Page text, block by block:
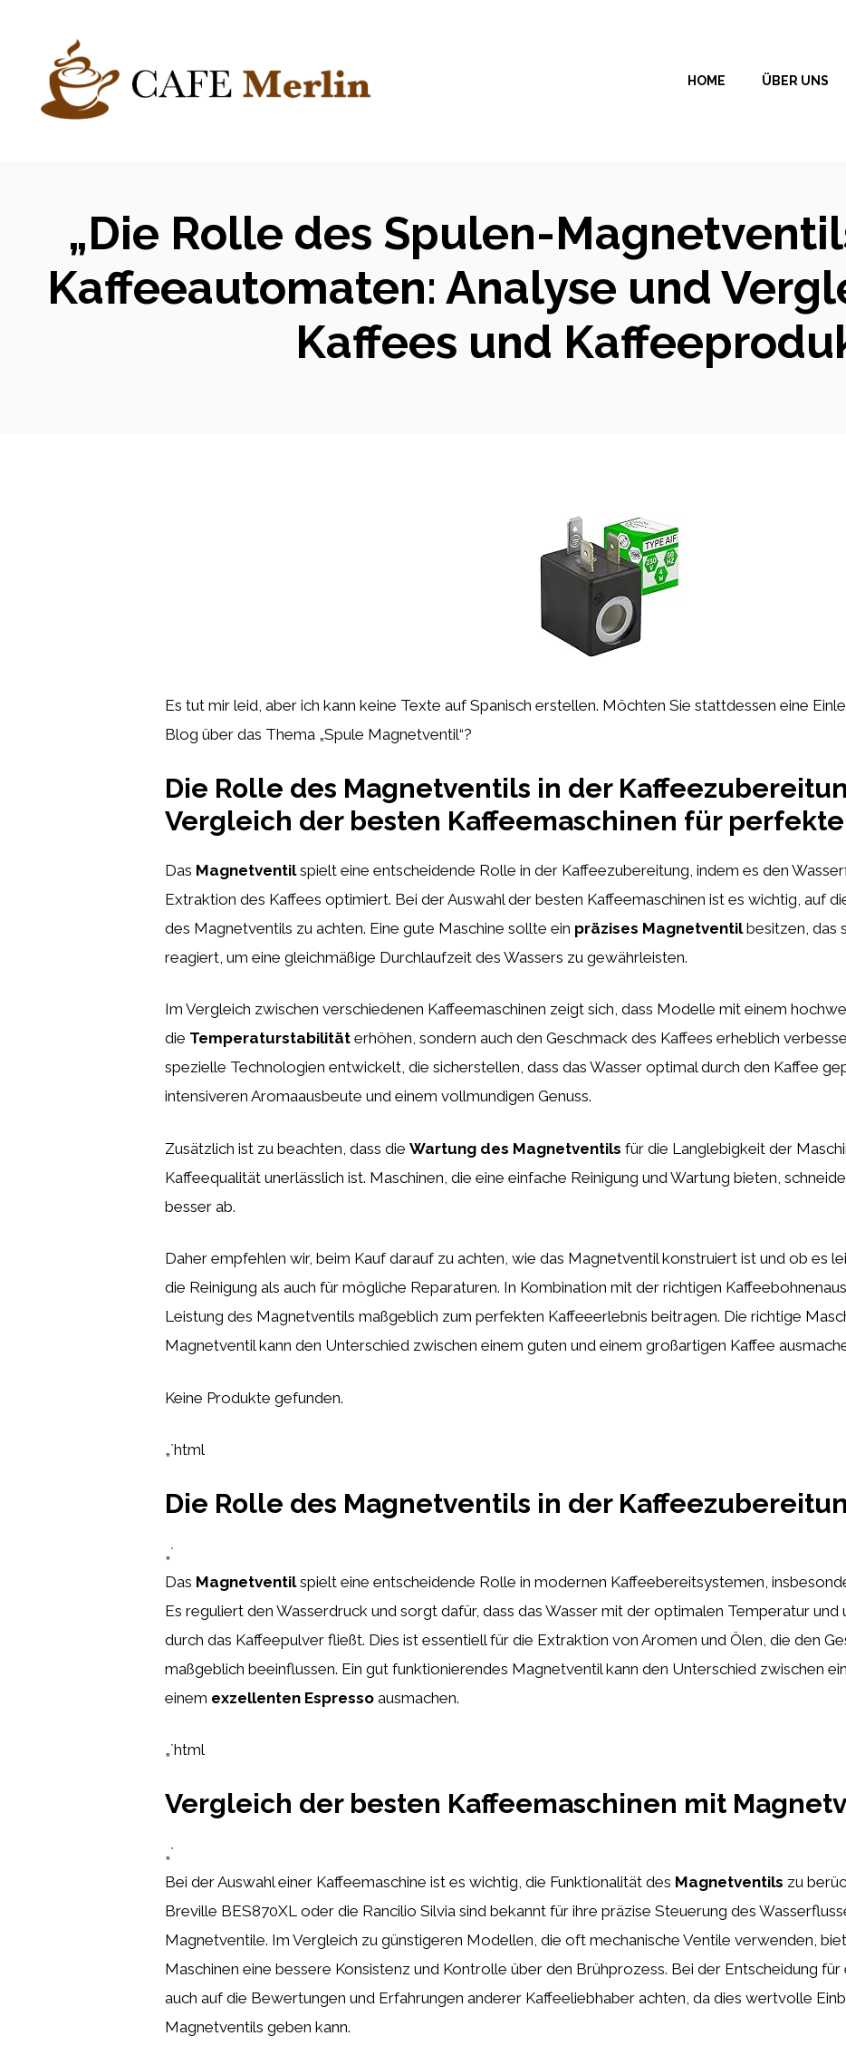
springen
HOME ÜBER UNS
„Die Rolle des Spulen-
Kaffeeautomaten: Analyse und
Kaffees und
Es tut mir leid, aber ich kann keine Texte auf Spanisch erstellen. Möchten Sie stattdessen eine
Blog über das Thema „Spule Magnetventil“?
Die Rolle des Magnetventils in der
Vergleich der besten Kaffeemaschinen für
Das Magnetventilspielt eine entscheidende Rolle in der Kaffeezubereitung, indem es den
Extraktion des Kaffees optimiert. Bei der Auswahl der besten Kaffeemaschinen ist es wichtig, auf
des Magnetventils zu achten. Eine gute Maschine sollte ein präzises Magnetventilbesitzen, das
reagiert, um eine gleichmäßige Durchlaufzeit des Wassers zu gewährleisten.
Im Vergleich zwischen verschiedenen Kaffeemaschinen zeigt sich, dass Modelle mit einem
die Temperaturstabilität erhöhen, sondern auch den Geschmack des Kaffees erheblich
spezielle Technologien entwickelt, die sicherstellen, dass das Wasser optimal durch den Kaffee
intensiveren Aromaausbeute und einem vollmundigen Genuss.
Zusätzlich ist zu beachten, dass die Wartung des Magnetventils für die Langlebigkeit der
Kaffeequalität unerlässlich ist. Maschinen, die eine einfache Reinigung und Wartung bieten,
besser ab.
Daher empfehlen wir, beim Kauf darauf zu achten, wie das Magnetventil konstruiert ist und ob es
die Reinigung als auch für mögliche Reparaturen. In Kombination mit der richtigen
Leistung des Magnetventils maßgeblich zum perfekten Kaffeeerlebnis beitragen. Die richtige
Magnetventil kann den Unterschied zwischen einem guten und einem großartigen Kaffee
Keine Produkte gefunden.
„`html
Die Rolle des Magnetventils in der
„`
Das Magnetventilspielt eine entscheidende Rolle in modernen Kaffeebereitsystemen,
Es reguliert den Wasserdruck und sorgt dafür, dass das Wasser mit der optimalen Temperatur
durch das Kaffeepulver fließt. Dies ist essentiell für die Extraktion von Aromen und Ölen, die den
maßgeblich beeinflussen. Ein gut funktionierendes Magnetventil kann den Unterschied zwischen
einem exzellenten Espresso ausmachen.
„`html
Vergleich der besten Kaffeemaschinen mit
„`
Bei der Auswahl einer Kaffeemaschine ist es wichtig, die Funktionalität des Magnetventils zu
Breville BES870XL oder die Rancilio Silvia sind bekannt für ihre präzise Steuerung des
Magnetventile. Im Vergleich zu günstigeren Modellen, die oft mechanische Ventile verwenden,
Maschinen eine bessere Konsistenz und Kontrolle über den Brühprozess. Bei der Entscheidung
auch auf die Bewertungen und Erfahrungen anderer Kaffeeliebhaber achten, da dies wertvolle
Magnetventils geben kann.